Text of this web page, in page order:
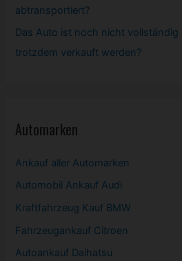
abtransportiert?
Das Auto ist noch nicht vollständig
trotzdem verkauft werden?
Automarken
Ankauf aller Automarken
Automobil Ankauf Audi
Kraftfahrzeug Kauf BMW
Fahrzeugankauf Citroen
Autoankauf Daihatsu